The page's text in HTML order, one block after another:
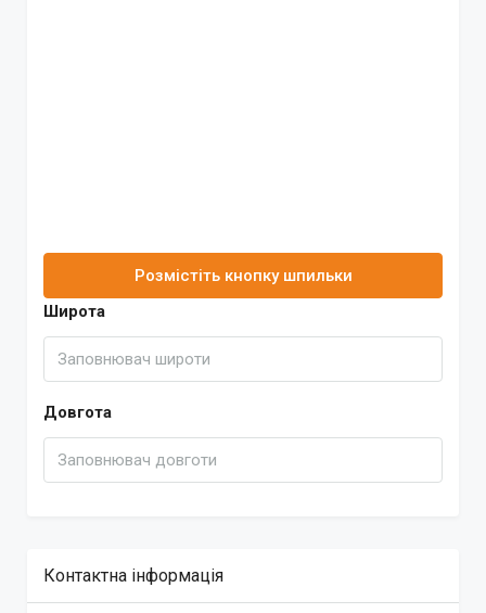
Розмістіть кнопку шпильки
Широта
Довгота
Контактна інформація